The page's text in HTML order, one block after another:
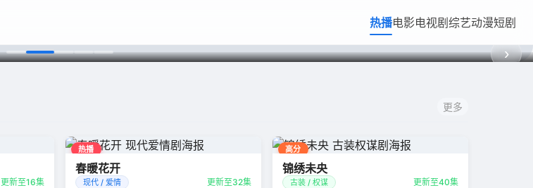
热播电影电视剧综艺动漫短剧
热播 悬疑 / 犯罪
›
更多
更新至16集
热播
春暖花开
现代 / 爱情 更新至32集
高分
锦绣未央
古装 / 权谋 更新至40集